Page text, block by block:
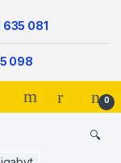
081
098
0
🔍